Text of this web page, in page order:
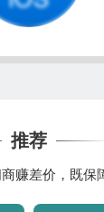
推荐
赚差价，既保